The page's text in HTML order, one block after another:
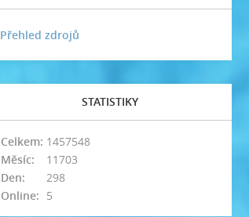
Přehled zdrojů
STATISTIKY
Online: 5
Celkem: 1457548
Měsíc:
11703
Den:
298